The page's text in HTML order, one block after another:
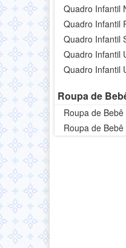
Quadro Infantil
Quadro Infantil
Quadro Infantil
Quadro Infantil
Quadro Infantil
Roupa de
Roupa de
Roupa de